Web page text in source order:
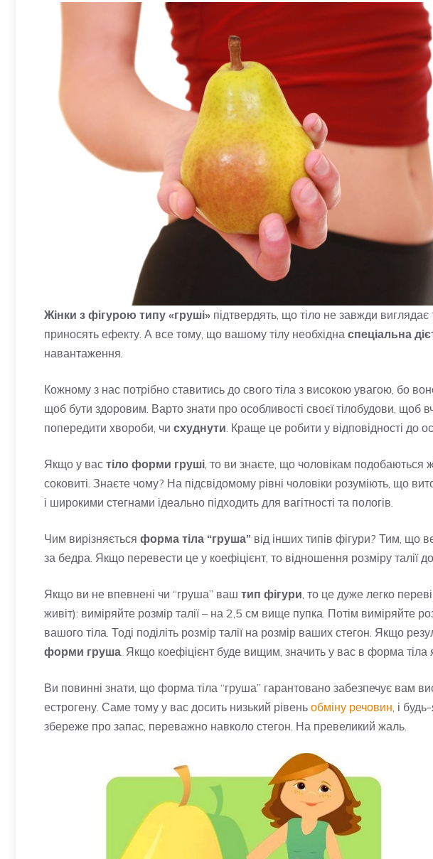
Жінки з фігурою типу «груші» підтвердять, що тіло не завжди виглядає
приносять ефекту. А все тому, що вашому тілу необхідна спеціальна
навантаження.
Кожному з нас потрібно ставитись до свого тіла з високою увагою, бо
щоб бути здоровим. Варто знати про особливості своєї тілобудови, щоб
попередити хвороби, чи схуднути. Краще це робити у відповідності до
Якщо у вас тіло форми груші, то ви знаєте, що чоловікам подобаються
соковиті. Знаєте чому? На підсвідомому рівні чоловіки розуміють, що
і широкими стегнами ідеально підходить для вагітності та пологів.
Чим вирізняється форма тіла “груша” від інших типів фігури? Тим, що
за бедра. Якщо перевести це у коефіцієнт, то відношення розміру талії
Якщо ви не впевнені чи “груша” ваш тип фігури, то це дуже легко
живіт): виміряйте розмір талії – на 2,5 см вище пупка. Потім виміряйте
вашого тіла. Тоді поділіть розмір талії на розмір ваших стегон. Якщо
форми груша. Якщо коефіцієнт буде вищим, значить у вас в форма тіла
Ви повинні знати, що форма тіла “груша” гарантовано забезпечує вам
естрогену. Саме тому у вас досить низький рівень обміну речовин, і
збереже про запас, переважно навколо стегон. На превеликий жаль.